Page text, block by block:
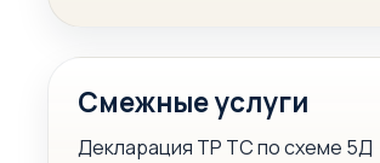
Смежные услуги
Декларация ТР ТС по схеме 5Д